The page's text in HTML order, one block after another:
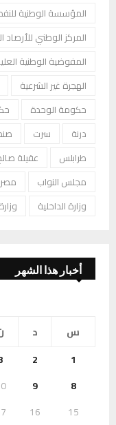
المؤسسة الوطنية
المركز الوطني للأرصاد
المفوضية الوطنية
الهجرة غير الشرعية
حكومة الوحدة
درنة
سرت
طرابلس
عقيلة
مجلس النواب
وزارة الداخلية
أخبار هذا الشهر
س
د
1
2
8
9
15
16